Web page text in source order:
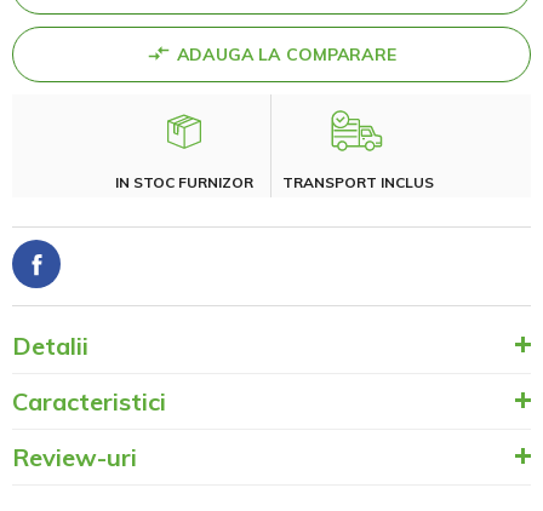
ADAUGA LA COMPARARE
IN STOC FURNIZOR TRANSPORT INCLUS
Detalii
Caracteristici
Review-uri